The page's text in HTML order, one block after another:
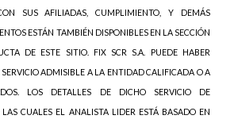
SUS AFILIADAS, CUMPLIMIENTO, Y DEMÁS
ESTÁN TAMBIÉN DISPONIBLES EN LA SECCIÓN
DE ESTE SITIO. FIX SCR S.A. PUEDE HABER
ADMISIBLE A LA ENTIDAD CALIFICADA O A
LOS DETALLES DE DICHO SERVICIO DE
LAS CUALES EL ANALISTA LIDER ESTÁ BASADO EN